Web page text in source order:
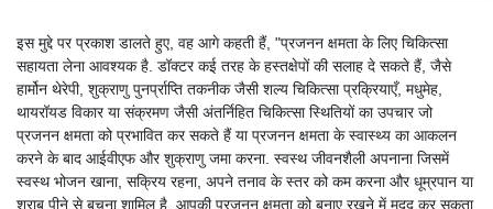
इस मुद्दे पर प्रकाश डालते हुए, वह आगे कहती हैं, "प्रजनन क्षमता के लिए चिकित्सा
सहायता लेना आवश्यक है. डॉक्टर कई तरह के हस्तक्षेपों की सलाह दे सकते हैं, जैसे
हार्मोन थेरेपी, शुक्राणु पुनर्प्राप्ति तकनीक जैसी शल्य चिकित्सा प्रक्रियाएँ, मधुमेह,
थायरॉयड विकार या संक्रमण जैसी अंतर्निहित चिकित्सा स्थितियों का उपचार जो
प्रजनन क्षमता को प्रभावित कर सकते हैं या प्रजनन क्षमता के स्वास्थ्य का आकलन
करने के बाद आईवीएफ और शुक्राणु जमा करना. स्वस्थ जीवनशैली अपनाना जिसमें
स्वस्थ भोजन खाना, सक्रिय रहना, अपने तनाव के स्तर को कम करना और धूम्रपान या
शराब पीने से बचना शामिल है, आपकी प्रजनन क्षमता को बनाए रखने में मदद कर सकता